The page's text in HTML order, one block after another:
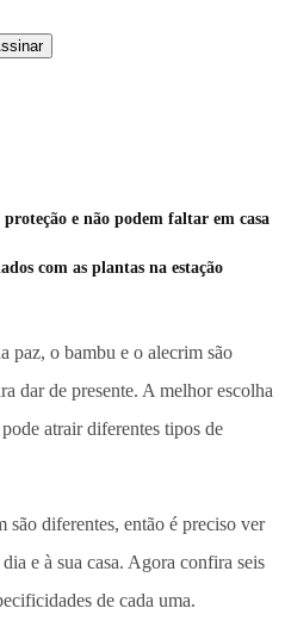
e não podem faltar em casa
com as plantas na estação
paz, o bambu e o alecrim são
dar de presente. A melhor escolha
atrair diferentes tipos de
são diferentes, então é preciso ver
e à sua casa. Agora confira seis
de cada uma.